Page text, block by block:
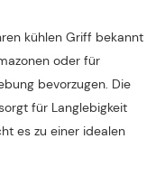
kühlen Griff bekannt
oder für
bevorzugen. Die
für Langlebigkeit
es zu einer idealen